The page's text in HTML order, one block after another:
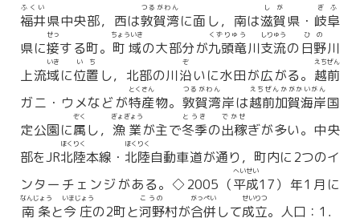
福井
ふくい
県中央部，西は敦賀湾
つるがわん
に面し，南は滋賀
しが
県・ 岐阜
ぎふ
県に接
せっ
する町。 町域
ちょういき
の大部分が九頭竜
くずりゅう
川支流
しりゅう
の日野
ひの
川
上流域
いき
に位置
いち
し，北部の川沿
ぞ
いに水田が広がる。 越前
えちぜん
ガニ・ウメなどが特産
とくさん
物。 敦賀湾
つるがわん
岸は越前加賀海岸
えちぜんかがかいがん
国
定公園に属
ぞく
し， 漁業
ぎょぎょう
が主で冬季
とうき
の出稼
でかせ
ぎが多い。中央
部をJR北陸
ほくりく
本線・ 北陸
ほくりく
自動車道が通り，町内に2つのイ
ンターチェンジがある。◇2005（平成
へいせい
17）年1月に
南条
なんじょう
と今庄
いまじょう
の2町と河野
こうの
村が合併
がっぺい
して成立
せいりつ
。人口：1．